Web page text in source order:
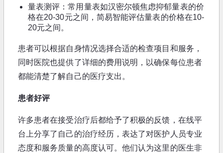
量表测评：常用量表如汉密尔顿焦虑抑郁量表的价
格在20-30元之间，简易智能评估量表的价格在10-
20元之间。
患者可以根据自身情况选择合适的检查项目和服务，
同时医院也提供了详细的费用说明，以确保每位患者
都能清楚了解自己的医疗支出。
患者好评
许多患者在接受治疗后都给予了积极的反馈，在线平
台上分享了自己的治疗经历，表达了对医护人员专业
态度和服务质量的高度认可。他们认为这里的医生非